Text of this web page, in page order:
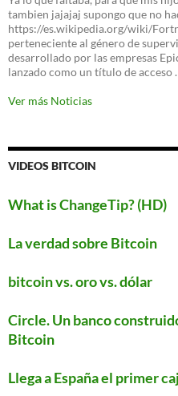
un
tu
tambien jajajaj supongo que no
https://es.wikipedia.org/wiki/
perteneciente al género de
desarrollado por las empresas
lanzado como un título de acceso
Ver más Noticias
VIDEOS BITCOIN
What is ChangeTip? (HD)
La verdad sobre Bitcoin
bitcoin vs. oro vs. dólar
Circle. Un banco
Bitcoin
Llega a España el primer